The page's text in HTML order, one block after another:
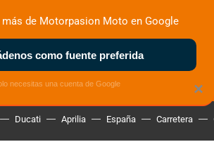
DEPORTIVAS MOTOS ELÉCTRICAS
Ducati Aprilia España Carretera
×
más de Motorpasion Moto en Google
como fuente preferida
necesitas una cuenta de Google